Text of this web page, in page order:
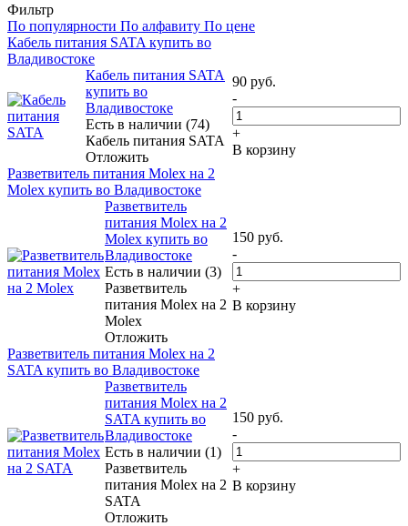
Фильтр
По популярности По алфавиту По цене
Кабель питания SATA купить во
Владивостоке
Кабель питания SATA
купить во
Владивостоке
Есть в наличии (74)
Кабель питания SATA
Отложить
90 руб.
-
+
В корзину
Разветвитель питания Molex на 2
Molex купить во Владивостоке
Разветвитель
питания Molex на 2
Molex купить во
Владивостоке
Есть в наличии (3)
Разветвитель
питания Molex на 2
Molex
Отложить
150 руб.
-
+
В корзину
Разветвитель питания Molex на 2
SATA купить во Владивостоке
Разветвитель
питания Molex на 2
SATA купить во
Владивостоке
Есть в наличии (1)
Разветвитель
питания Molex на 2
SATA
Отложить
150 руб.
-
+
В корзину